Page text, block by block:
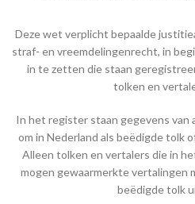
Deze wet verplicht bepaalde
straf- en vreemdelingenrecht, in
in te zetten die staan
tolken en
In het register staan gegevens van
om in Nederland als beëdigde tolk
Alleen tolken en vertalers die in
mogen gewaarmerkte vertalingen
beëdigde tolk